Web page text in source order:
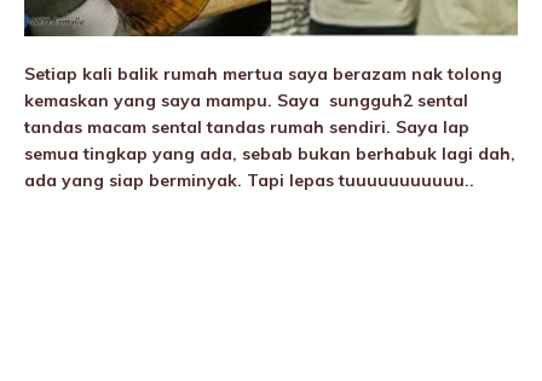
Setiap kali balik rumah mertua saya berazam nak tolong
kemaskan yang saya mampu. Saya sungguh2 sental
tandas macam sental tandas rumah sendiri. Saya lap
semua tingkap yang ada, sebab bukan berhabuk lagi dah,
ada yang siap berminyak. Tapi lepas tuuuuuuuuuuu..